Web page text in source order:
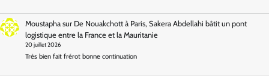
Moustaphasur De Nouakchott à Paris, Sakera Abdellahi bâtit un pont
logistique entre la France et la Mauritanie
20 juillet 2026
Très bien fait frérot bonne continuation